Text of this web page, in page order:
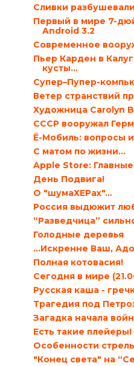
Сливки
Первый в мире 7-
Android 3.2
Современное
Пьер Карден в
кусты…
Супер–Пупер-
Ветер странствий
Художница Carolyn
СССР вооружал
Ё-Мобиль: вопросы
С матом по жизни…
Apple Store:
День Подвига!
О "шумаХЕРах"...
Россия выдюжит
“Разведчица”
Голодные деревья
…Искренне Ваш,
Полная котовасия!
Сегодня в мире
Русская каша -
Трагедия под
Загадка начала
Есть такие плейеры!
Особенности
"Конец света" на